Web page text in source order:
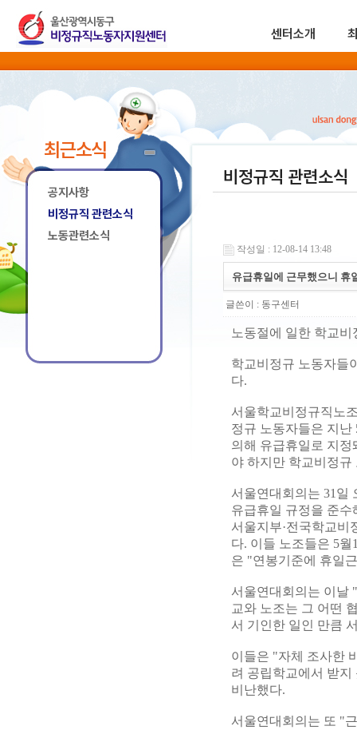
센터소개
최근소식
공지사항
비정규직 관련소식
노동관련소식
비정규직 관련소식
작성일 : 12-08-14 13:48
유급휴일에 근무했으니 휴
글쓴이 : 동구센터
노동절에 일한 학교
학교비정규 노동자들
다.
서울학교비정규직노
정규 노동자들은 지
의해 유급휴일로 지정
야 하지만 학교비정
서울연대회의는 31일
유급휴일 규정을 준
서울지부·전국학교비
다. 이들 노조들은 5
은 "연봉기준에 휴일
서울연대회의는 이날
교와 노조는 그 어떤
서 기인한 일인 만큼
이들은 "자체 조사한
려 공립학교에서 받
비난했다.
서울연대회의는 또 "